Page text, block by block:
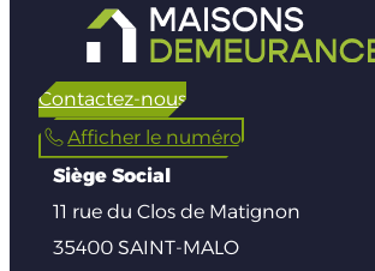
Contactez-nous
Afficher le numéro
Siège Social
11 rue du Clos de Matignon
35400 SAINT-MALO